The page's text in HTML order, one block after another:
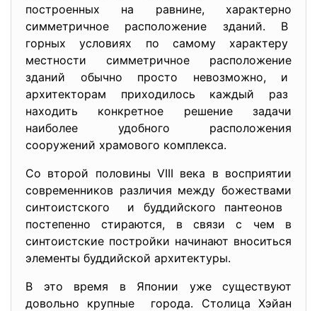
построенных на равнине, характерно
симметричное расположение зданий. В
горных условиях по самому характеру
местности симметричное расположение
зданий обычно просто невозможно, и
архитекторам приходилось каждый раз
находить конкретное решение задачи
наиболее удобного расположения
сооружений храмового комплекса.
Со второй половины VIII века в восприятии
современников различия между божествами
синтоистского и буддийского пантеонов
постепенно стираются, в связи с чем в
синтоистские постройки начинают вноситься
элементы буддийской архитектуры.
В это время в Японии уже существуют
довольно крупные города. Столица Хэйан